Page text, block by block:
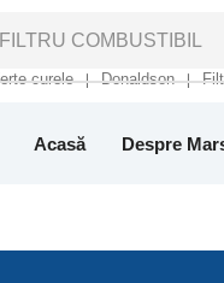
FILTRU COMBUSTIBIL
curele ❘ Donaldson ❘
Acasă Despre